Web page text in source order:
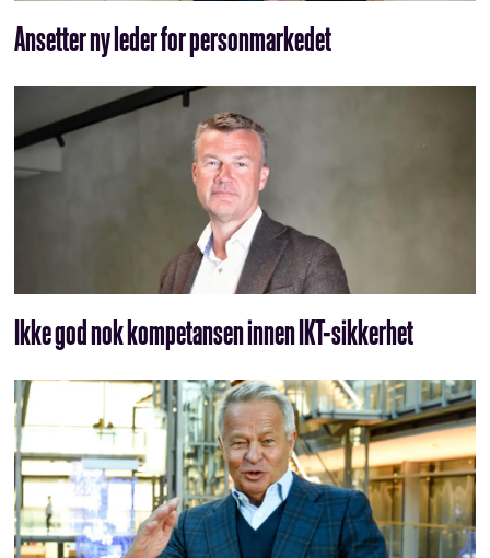
Ansetter ny leder for personmarkedet
Ikke god nok kompetansen innen IKT-sikkerhet